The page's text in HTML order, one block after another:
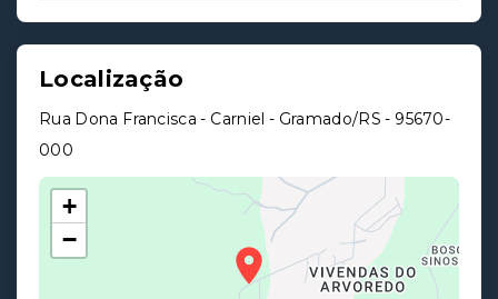
Localização
Rua Dona Francisca - Carniel - Gramado/RS - 95670-
000
+
−